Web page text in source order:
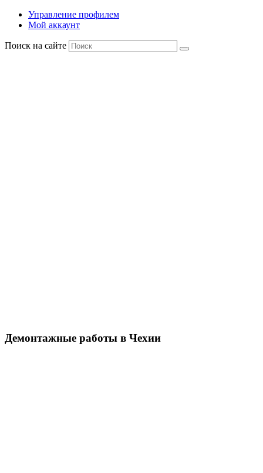
Управление профилем
Мой аккаунт
Поиск на сайте
Демонтажные работы в Чехии